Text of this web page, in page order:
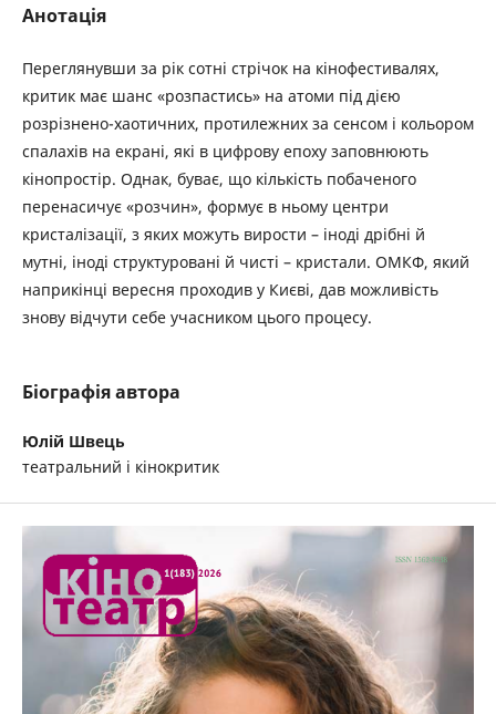
Анотація
Переглянувши за рік сотні стрічок на кінофестивалях,
критик має шанс «розпастись» на атоми під дією
розрізнено-хаотичних, протилежних за сенсом і кольором
спалахів на екрані, які в цифрову епоху заповнюють
кінопростір. Однак, буває, що кількість побаченого
перенасичує «розчин», формує в ньому центри
кристалізації, з яких можуть вирости – іноді дрібні й
мутні, іноді структуровані й чисті – кристали. ОМКФ, який
наприкінці вересня проходив у Києві, дав можливість
знову відчути себе учасником цього процесу.
Біографія автора
Юлій Швець
театральний і кінокритик